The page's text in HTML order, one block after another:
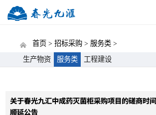
首页 > 招标采购 > 服务类 >
生产物资
服务类 工程建设
关于春光九汇中成药灭菌柜采购项目的磋商时间
顺延公告